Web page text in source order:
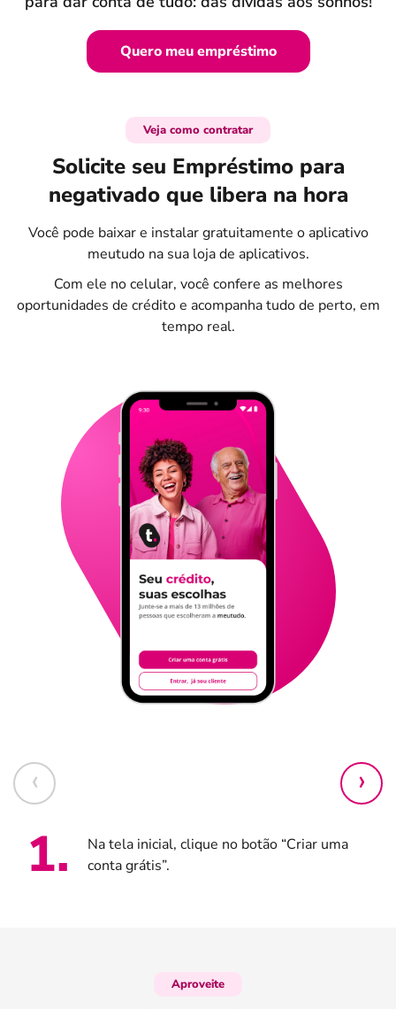
Quero meu empréstimo
Veja como contratar
Solicite seu Empréstimo para
negativado que libera na hora
Você pode baixar e instalar gratuitamente o aplicativo
meutudo na sua loja de aplicativos.
Com ele no celular, você confere as melhores
oportunidades de crédito e acompanha tudo de perto, em
tempo real.
1.
Na tela inicial, clique no botão “Criar uma
conta grátis”.
Aproveite